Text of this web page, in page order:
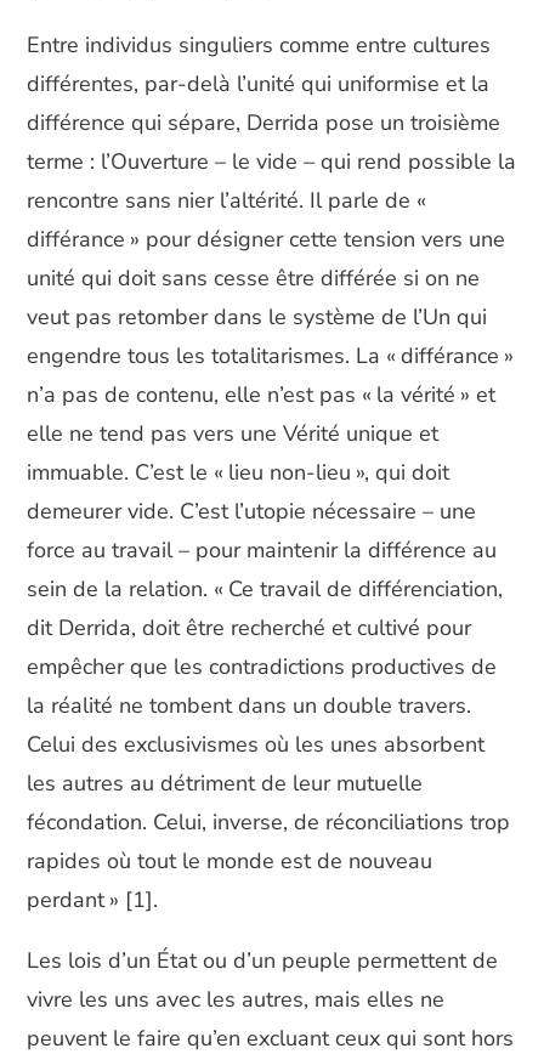
Entre individus singuliers comme entre cultures
différentes, par-delà l’unité qui uniformise et la
différence qui sépare, Derrida pose un troisième
terme : l’Ouverture – le vide – qui rend possible la
rencontre sans nier l’altérité. Il parle de «
différance » pour désigner cette tension vers une
unité qui doit sans cesse être différée si on ne
veut pas retomber dans le système de l’Un qui
engendre tous les totalitarismes. La « différance »
n’a pas de contenu, elle n’est pas « la vérité » et
elle ne tend pas vers une Vérité unique et
immuable. C’est le « lieu non-lieu », qui doit
demeurer vide. C’est l’utopie nécessaire – une
force au travail – pour maintenir la différence au
sein de la relation. « Ce travail de différenciation,
dit Derrida, doit être recherché et cultivé pour
empêcher que les contradictions productives de
la réalité ne tombent dans un double travers.
Celui des exclusivismes où les unes absorbent
les autres au détriment de leur mutuelle
fécondation. Celui, inverse, de réconciliations trop
rapides où tout le monde est de nouveau
perdant » [1].
Les lois d’un État ou d’un peuple permettent de
vivre les uns avec les autres, mais elles ne
peuvent le faire qu’en excluant ceux qui sont hors